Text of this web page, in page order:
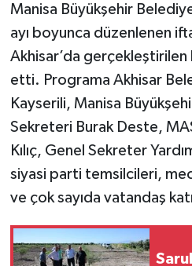
Manisa Büyükşehir
ayı boyunca düzenlenen
Akhisar’da gerçekleştirilen
etti. Programa Akhisar
Kayserili, Manisa
Sekreteri Burak Deste,
Kılıç, Genel Sekreter
siyasi parti temsilcileri,
ve çok sayıda vatandaş